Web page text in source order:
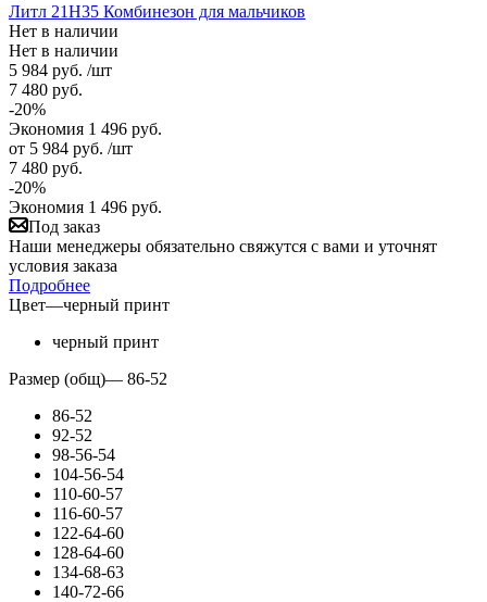
Литл 21Н35 Комбинезон для мальчиков
Нет в наличии
Нет в наличии
5 984 руб. /шт
7 480 руб.
-20%
Экономия 1 496 руб.
от 5 984 руб. /шт
7 480 руб.
-20%
Экономия 1 496 руб.
Под заказ
Наши менеджеры обязательно свяжутся с вами и уточнят
условия заказа
Подробнее
Цвет—черный принт
черный принт
Размер (общ)— 86-52
86-52
92-52
98-56-54
104-56-54
110-60-57
116-60-57
122-64-60
128-64-60
134-68-63
140-72-66